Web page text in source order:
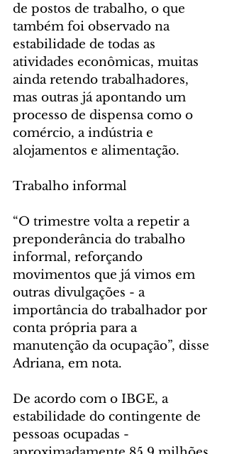
de postos de trabalho, o que
também foi observado na
estabilidade de todas as
atividades econômicas, muitas
ainda retendo trabalhadores,
mas outras já apontando um
processo de dispensa como o
comércio, a indústria e
alojamentos e alimentação.
Trabalho informal
“O trimestre volta a repetir a
preponderância do trabalho
informal, reforçando
movimentos que já vimos em
outras divulgações - a
importância do trabalhador por
conta própria para a
manutenção da ocupação”, disse
Adriana, em nota.
De acordo com o IBGE, a
estabilidade do contingente de
pessoas ocupadas -